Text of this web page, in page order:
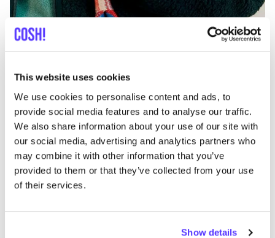
This website uses cookies
We use cookies to personalise content and ads, to
provide social media features and to analyse our traffic.
We also share information about your use of our site with
our social media, advertising and analytics partners who
may combine it with other information that you’ve
provided to them or that they’ve collected from your use
of their services.
Show details